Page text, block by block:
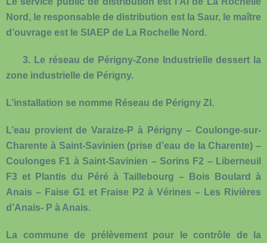
Nord, le responsable de distribution est la Saur, le maître
d’ouvrage est le SIAEP de La Rochelle Nord.
3. Le réseau de Périgny-Zone Industrielledessert la
zone industrielle de Périgny.
L’installation se nomme Réseau de Périgny ZI.
L’eau provient de Varaize-P à Périgny – Coulonge-sur-
Charente à Saint-Savinien (prise d’eau de la Charente) –
Coulonges F1 à Saint-Savinien – Sorins F2 – Liberneuil
F3 et Plantis du Péré à Taillebourg – Bois Boulard à
Anais – Faise G1 et Fraise P2 à Vérines – Les Rivières
d’Anais- P à Anais.
La commune de prélèvement pour le contrôle de la